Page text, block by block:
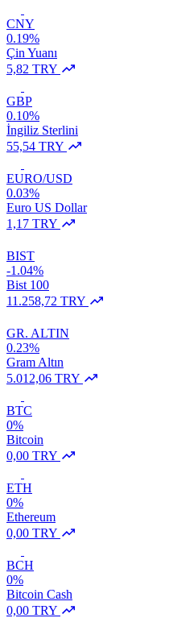
CNY
0.19%
Çin Yuanı
5,82 TRY
GBP
0.10%
İngiliz Sterlini
55,54 TRY
EURO/USD
0.03%
Euro US Dollar
1,17 TRY
BIST
-1.04%
Bist 100
11.258,72 TRY
GR. ALTIN
0.23%
Gram Altın
5.012,06 TRY
BTC
0%
Bitcoin
0,00 TRY
ETH
0%
Ethereum
0,00 TRY
BCH
0%
Bitcoin Cash
0,00 TRY